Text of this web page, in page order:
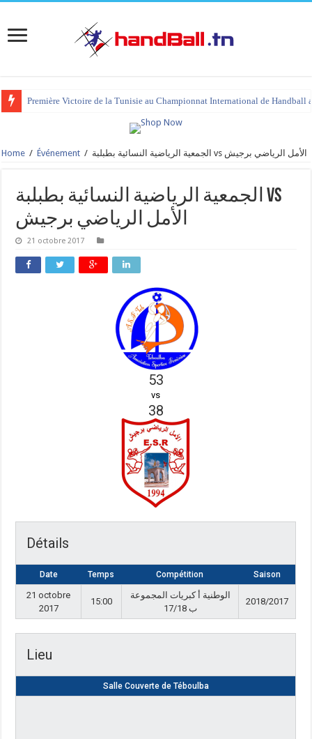
Première Victoire de la Tunisie au Championnat International de Handball
Home / Événement / الجمعية الرياضية النسائية بطبلبة vs الأمل الرياضي برجيش
الجمعية الرياضية النسائية بطبلبة vs
الأمل الرياضي برجيش
21 octobre 2017
53
vs
38
Détails
Date Temps Compétition Saison
21 octobre
2017
15:00
الوطنية أ كبريات المجموعة
ب 17/18
2018/2017
Lieu
Salle Couverte de Téboulba